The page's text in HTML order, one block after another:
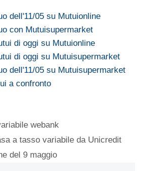
dell'11/05 su Mutuionline
con Mutuisupermarket
di oggi su Mutuionline
di oggi su Mutuisupermarket
dell'11/05 su Mutuisupermarket
a confronto
webank
a tasso variabile da Unicredit
del 9 maggio